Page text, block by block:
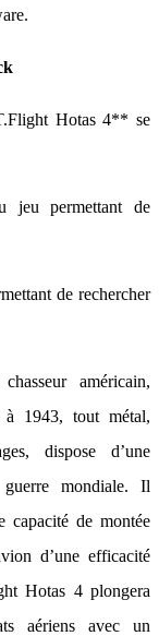
Hotas 4** se
jeu permettant de
de rechercher
américain,
1943, tout métal,
dispose d’une
mondiale. Il
capacité de montée
d’une efficacité
Hotas 4 plongera
aériens avec un